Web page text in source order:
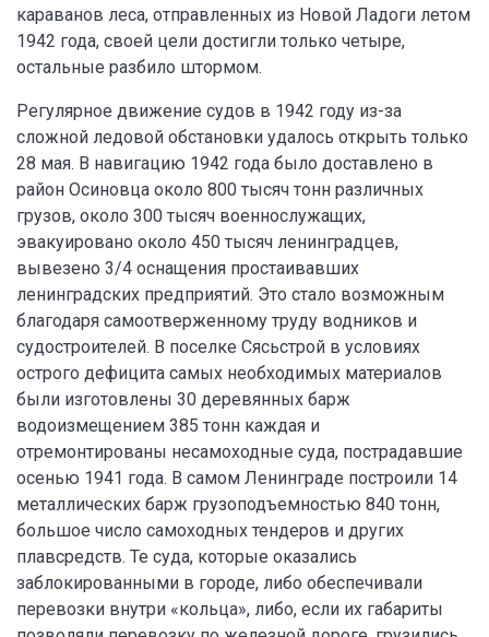
караванов леса, отправленных из Новой Ладоги летом
1942 года, своей цели достигли только четыре,
остальные разбило штормом.
Регулярное движение судов в 1942 году из-за
сложной ледовой обстановки удалось открыть только
28 мая. В навигацию 1942 года было доставлено в
район Осиновца около 800 тысяч тонн различных
грузов, около 300 тысяч военнослужащих,
эвакуировано около 450 тысяч ленинградцев,
вывезено 3/4 оснащения простаивавших
ленинградских предприятий. Это стало возможным
благодаря самоотверженному труду водников и
судостроителей. В поселке Сясьстрой в условиях
острого дефицита самых необходимых материалов
были изготовлены 30 деревянных барж
водоизмещением 385 тонн каждая и
отремонтированы несамоходные суда, пострадавшие
осенью 1941 года. В самом Ленинграде построили 14
металлических барж грузоподъемностью 840 тонн,
большое число самоходных тендеров и других
плавсредств. Те суда, которые оказались
заблокированными в городе, либо обеспечивали
перевозки внутри «кольца», либо, если их габариты